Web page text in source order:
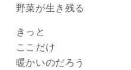
野菜が生き残る
きっと
ここだけ
暖かいのだろう